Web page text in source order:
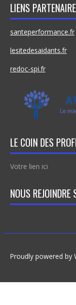
LIENS
santeperformance.fr
lesitedesaidants.fr
redoc-spi.fr
LE COIN DES
Votre lien ici
NOUS REJOINDRE
Proudly powered by